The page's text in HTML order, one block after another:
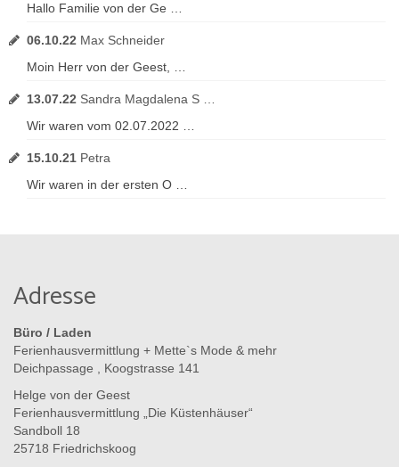
Hallo Familie von der Ge …
06.10.22 Max Schneider
Moin Herr von der Geest, …
13.07.22 Sandra Magdalena S …
Wir waren vom 02.07.2022 …
15.10.21 Petra
Wir waren in der ersten O …
Adresse
Büro / Laden
Ferienhausvermittlung + Mette`s Mode & mehr
Deichpassage , Koogstrasse 141
Helge von der Geest
Ferienhausvermittlung „Die Küstenhäuser“
Sandboll 18
25718 Friedrichskoog